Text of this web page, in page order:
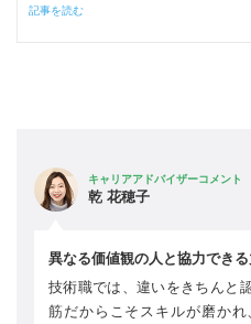
記事を読む
キャリアアドバイザーコメント
乾 花穂子
異なる価値観の人と協力でき
技術職では、違いをきちんと
筋だからこそスキルが磨か